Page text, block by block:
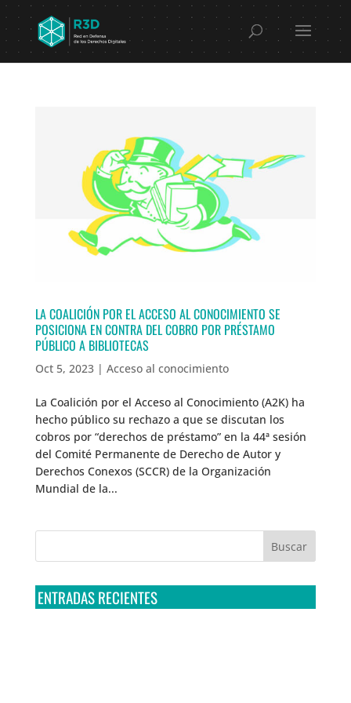
LA COALICIÓN POR EL ACCESO AL CONOCIMIENTO SE
POSICIONA EN CONTRA DEL COBRO POR PRÉSTAMO
PÚBLICO A BIBLIOTECAS
Oct 5, 2023| Acceso al conocimiento
La Coalición por el Acceso al Conocimiento (A2K) ha
hecho público su rechazo a que se discutan los
cobros por “derechos de préstamo” en la 44ª sesión
del Comité Permanente de Derecho de Autor y
Derechos Conexos (SCCR) de la Organización
Mundial de la...
ENTRADAS RECIENTES